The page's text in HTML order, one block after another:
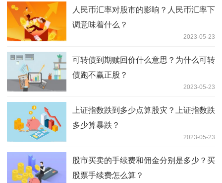
人民币汇率对股市的影响？人民币汇率下
调意味着什么？
2023-05-23
可转债到期赎回价什么意思？为什么可转
债跑不赢正股？
2023-05-23
上证指数跌到多少点算股灾？上证指数跌
多少算暴跌？
2023-05-23
股市买卖的手续费和佣金分别是多少？买
股票手续费怎么算？